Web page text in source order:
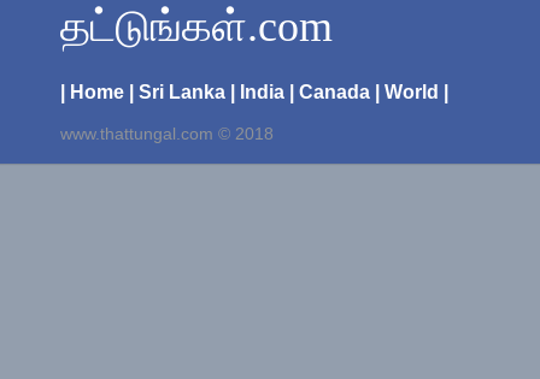
தட்டுங்கள்.com
| Home | Sri Lanka | India | Canada | World |
www.thattungal.com © 2018